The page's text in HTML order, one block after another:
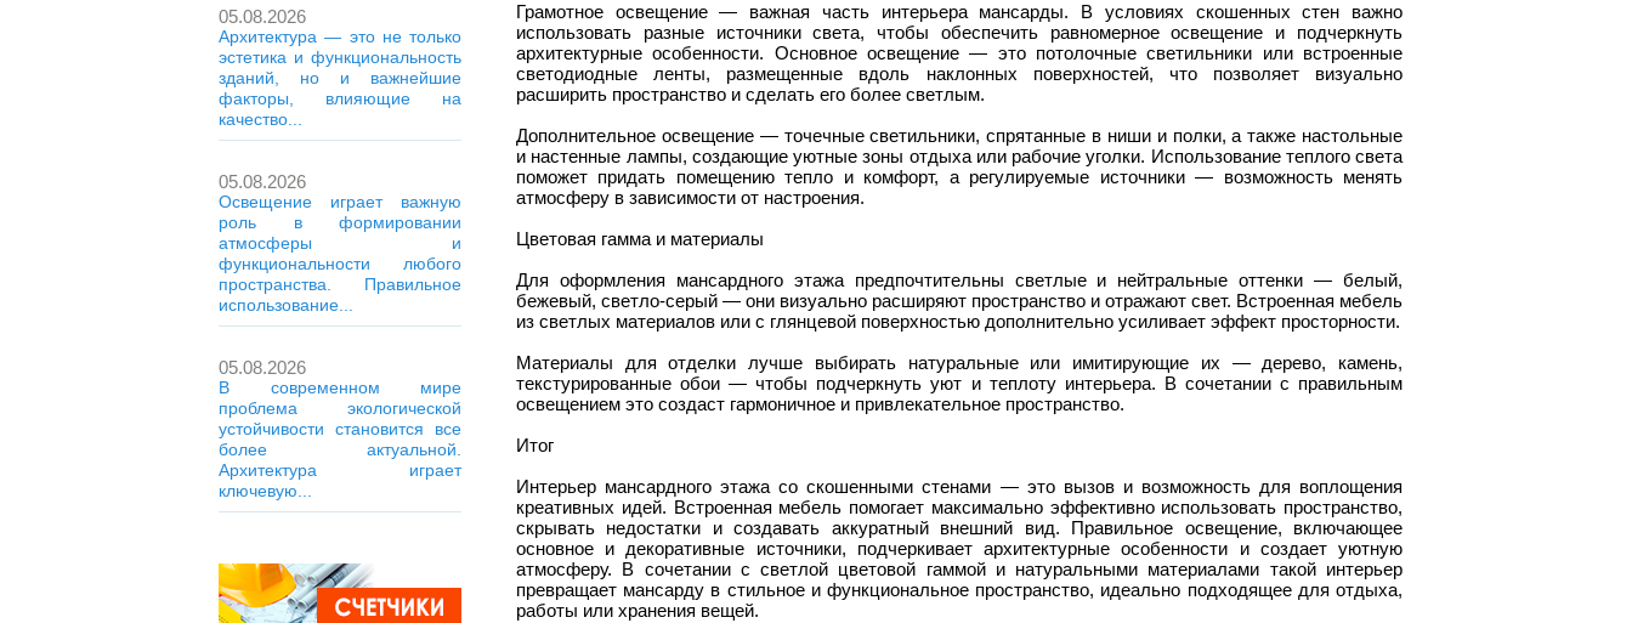
05.08.2026
Архитектура — это не только
эстетика и функциональность
зданий, но и важнейшие
факторы, влияющие на
качество...
05.08.2026
Освещение играет важную
роль в формировании
атмосферы и
функциональности любого
пространства. Правильное
использование...
05.08.2026
В современном мире
проблема экологической
устойчивости становится все
более актуальной.
Архитектура играет
ключевую...
Грамотное освещение — важная часть интерьера мансарды. В условиях скошенных стен важно
использовать разные источники света, чтобы обеспечить равномерное освещение и подчеркнуть
архитектурные особенности. Основное освещение — это потолочные светильники или встроенные
светодиодные ленты, размещенные вдоль наклонных поверхностей, что позволяет визуально
расширить пространство и сделать его более светлым.
Дополнительное освещение — точечные светильники, спрятанные в ниши и полки, а также настольные
и настенные лампы, создающие уютные зоны отдыха или рабочие уголки. Использование теплого света
поможет придать помещению тепло и комфорт, а регулируемые источники — возможность менять
атмосферу в зависимости от настроения.
Цветовая гамма и материалы
Для оформления мансардного этажа предпочтительны светлые и нейтральные оттенки — белый,
бежевый, светло-серый — они визуально расширяют пространство и отражают свет. Встроенная мебель
из светлых материалов или с глянцевой поверхностью дополнительно усиливает эффект просторности.
Материалы для отделки лучше выбирать натуральные или имитирующие их — дерево, камень,
текстурированные обои — чтобы подчеркнуть уют и теплоту интерьера. В сочетании с правильным
освещением это создаст гармоничное и привлекательное пространство.
Итог
Интерьер мансардного этажа со скошенными стенами — это вызов и возможность для воплощения
креативных идей. Встроенная мебель помогает максимально эффективно использовать пространство,
скрывать недостатки и создавать аккуратный внешний вид. Правильное освещение, включающее
основное и декоративные источники, подчеркивает архитектурные особенности и создает уютную
атмосферу. В сочетании с светлой цветовой гаммой и натуральными материалами такой интерьер
превращает мансарду в стильное и функциональное пространство, идеально подходящее для отдыха,
работы или хранения вещей.